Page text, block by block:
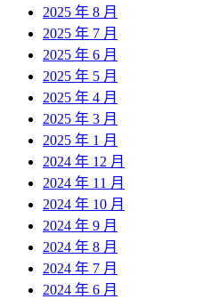
2025 年 8 月
2025 年 7 月
2025 年 6 月
2025 年 5 月
2025 年 4 月
2025 年 3 月
2025 年 1 月
2024 年 12 月
2024 年 11 月
2024 年 10 月
2024 年 9 月
2024 年 8 月
2024 年 7 月
2024 年 6 月